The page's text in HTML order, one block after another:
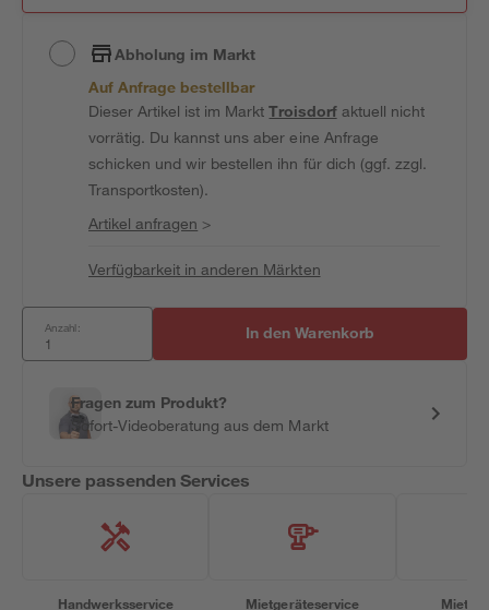
Abholung im Markt
Auf Anfrage bestellbar
Dieser Artikel ist im MarktTroisdorfaktuell nicht
vorrätig. Du kannst uns aber eine Anfrage
schicken und wir bestellen ihn für dich (ggf. zzgl.
Transportkosten).
Artikel anfragen >
Verfügbarkeit in anderen Märkten
Anzahl: In den Warenkorb
Fragen zum Produkt?
Sofort-Videoberatung aus dem Markt
Unsere passenden Services
Handwerksservice Mietgeräteservice